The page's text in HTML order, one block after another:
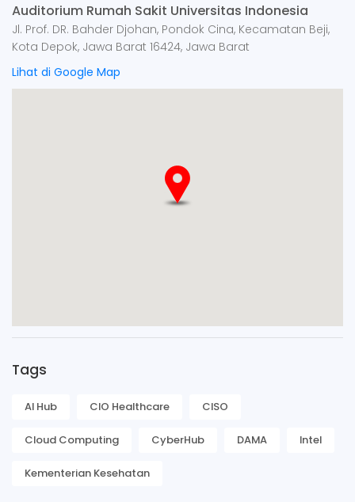
Auditorium Rumah Sakit Universitas Indonesia
Jl. Prof. DR. Bahder Djohan, Pondok Cina, Kecamatan Beji,
Kota Depok, Jawa Barat 16424, Jawa Barat
Lihat di Google Map
Tags
AI Hub CIO Healthcare CISO
Cloud Computing CyberHub DAMA Intel
Kementerian Kesehatan